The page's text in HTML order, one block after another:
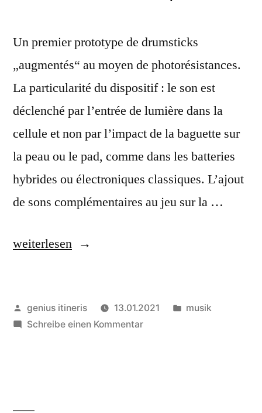
Un premier prototype de drumsticks
„augmentés“ au moyen de photorésistances.
La particularité du dispositif : le son est
déclenché par l’entrée de lumière dans la
cellule et non par l’impact de la baguette sur
la peau ou le pad, comme dans les batteries
hybrides ou électroniques classiques. L’ajout
de sons complémentaires au jeu sur la …
„Drumsticks
FR“
weiterlesen
Veröffentlicht
von
genius itineris 13.01.2021
Veröffentlicht
musik
Schreibe einen Kommentarzu